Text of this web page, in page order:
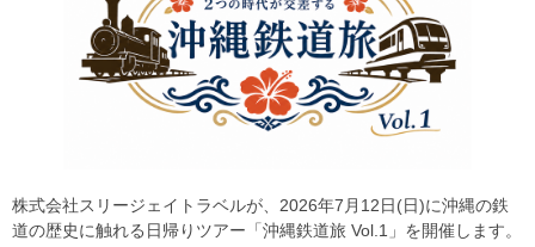
株式会社スリージェイトラベルが、2026年7月12日(日)に沖縄の鉄
道の歴史に触れる日帰りツアー「沖縄鉄道旅 Vol.1」を開催します。